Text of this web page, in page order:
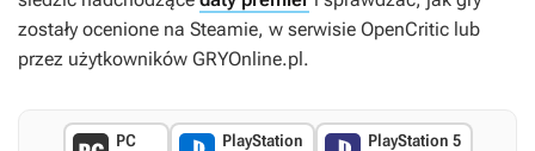
zostały ocenione na Steamie, w serwisie OpenCritic lub
przez użytkowników GRYOnline.pl.
PC PlayStation PlayStation 5